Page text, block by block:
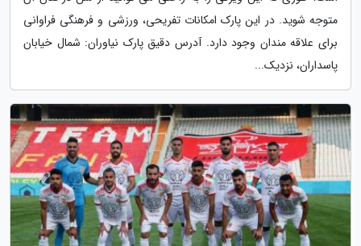
متوجه شوید. در این پارک امکانات تفریحی، ورزشی و فرهنگی فراوانی
برای علاقه مندان وجود دارد. آدرس دقیق پارک نیاوران: شمال خیابان
پاسداران، نزدیک...